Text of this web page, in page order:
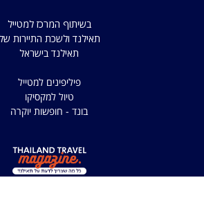
בשיתוף המרכז למטייל
תאילנד ולשכת התיירות
תאילנד בישראל
פיליפינים למטייל
טיול למקסיקו
בונד - חופשות יוקרה